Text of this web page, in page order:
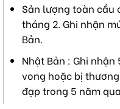
Sản lượng toàn cầu
tháng 2. Ghi nhận
Bản.
Nhật Bản : Ghi
vong hoặc bị
đạp trong 5 năm